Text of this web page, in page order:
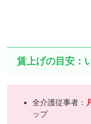
賃上げの目安：
全介護従事者：
ップ